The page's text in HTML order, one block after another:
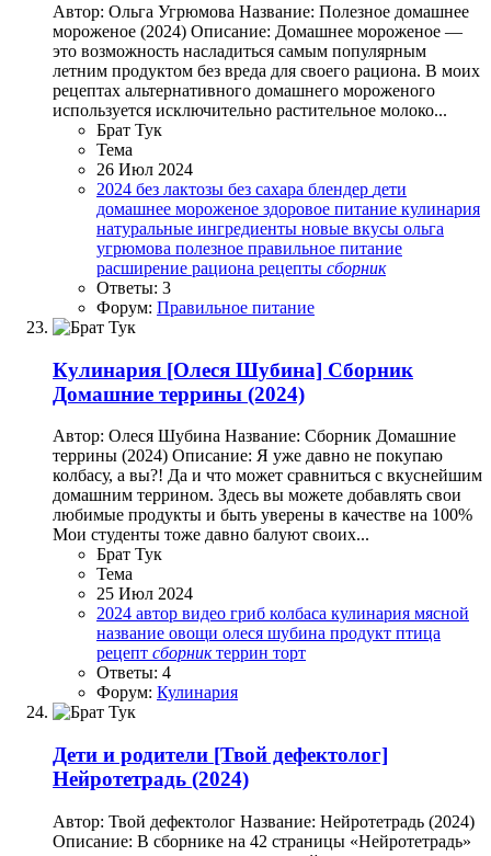
Автор: Ольга Угрюмова Название: Полезное домашнее
мороженое (2024) Описание: Домашнее мороженое —
это возможность насладиться самым популярным
летним продуктом без вреда для своего рациона. В моих
рецептах альтернативного домашнего мороженого
используется исключительно растительное молоко...
Брат Тук
Тема
26 Июл 2024
2024 без лактозы без сахара блендер дети
домашнее мороженое здоровое питание кулинария
натуральные ингредиенты новые вкусы ольга
угрюмова полезное правильное питание
расширение рациона рецепты сборник
Ответы: 3
Форум: Правильное питание
Кулинария [Олеся Шубина] Сборник
Домашние террины (2024)
Автор: Олеся Шубина Название: Сборник Домашние
террины (2024) Описание: Я уже давно не покупаю
колбасу, а вы?! Да и что может сравниться с вкуснейшим
домашним террином. Здесь вы можете добавлять свои
любимые продукты и быть уверены в качестве на 100%
Мои студенты тоже давно балуют своих...
Брат Тук
Тема
25 Июл 2024
2024 автор видео гриб колбаса кулинария мясной
название овощи олеся шубина продукт птица
рецепт сборник террин торт
Ответы: 4
Форум: Кулинария
Дети и родители [Твой дефектолог]
Нейротетрадь (2024)
Автор: Твой дефектолог Название: Нейротетрадь (2024)
Описание: В сборнике на 42 страницы «Нейротетрадь»